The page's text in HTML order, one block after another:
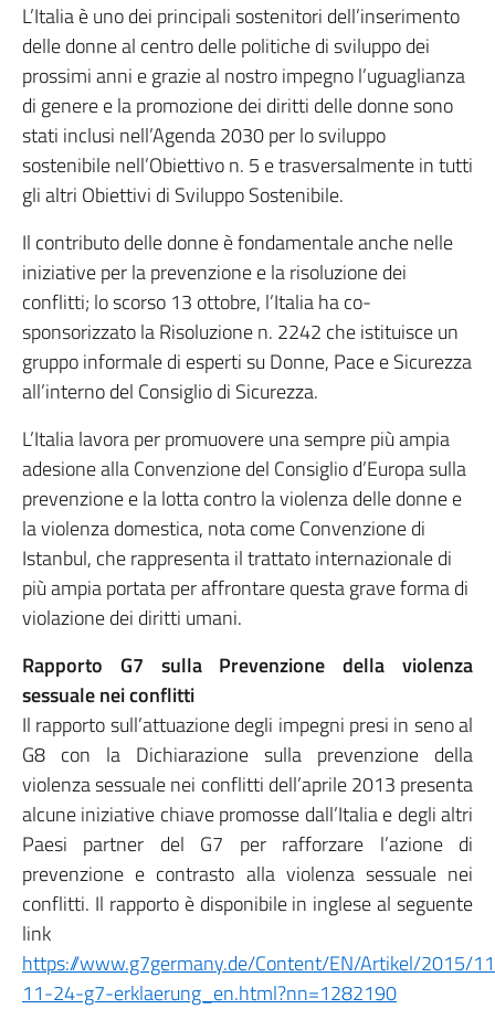
L’Italia è uno dei principali sostenitori dell’inserimento
delle donne al centro delle politiche di sviluppo dei
prossimi anni e grazie al nostro impegno l’uguaglianza
di genere e la promozione dei diritti delle donne sono
stati inclusi nell’Agenda 2030 per lo sviluppo
sostenibile nell’Obiettivo n. 5 e trasversalmente in tutti
gli altri Obiettivi di Sviluppo Sostenibile.
Il contributo delle donne è fondamentale anche nelle
iniziative per la prevenzione e la risoluzione dei
conflitti; lo scorso 13 ottobre, l’Italia ha co-
sponsorizzato la Risoluzione n. 2242 che istituisce un
gruppo informale di esperti su Donne, Pace e Sicurezza
all’interno del Consiglio di Sicurezza.
L’Italia lavora per promuovere una sempre più ampia
adesione alla Convenzione del Consiglio d’Europa sulla
prevenzione e la lotta contro la violenza delle donne e
la violenza domestica, nota come Convenzione di
Istanbul, che rappresenta il trattato internazionale di
più ampia portata per affrontare questa grave forma di
violazione dei diritti umani.
Rapporto G7 sulla Prevenzione della violenza
sessuale nei conflitti
Il rapporto sull’attuazione degli impegni presi in seno al
G8 con la Dichiarazione sulla prevenzione della
violenza sessuale nei conflitti dell’aprile 2013 presenta
alcune iniziative chiave promosse dall’Italia e degli altri
Paesi partner del G7 per rafforzare l’azione di
prevenzione e contrasto alla violenza sessuale nei
conflitti. Il rapporto è disponibile in inglese al seguente
link
https://www.g7germany.de/Content/EN/Artikel/2015/
11-24-g7-erklaerung_en.html?nn=1282190